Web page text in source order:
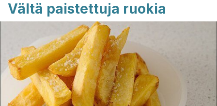
Vältä paistettuja ruokia